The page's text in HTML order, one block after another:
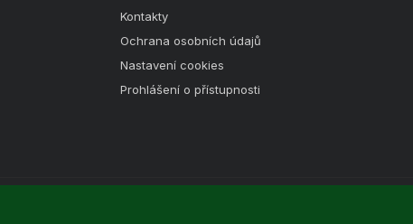
Kontakty
Ochrana osobních údajů
Nastavení cookies
Prohlášení o přístupnosti